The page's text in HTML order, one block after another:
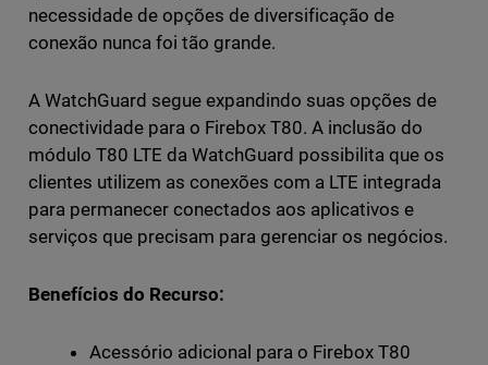
necessidade de opções de diversificação de
conexão nunca foi tão grande.
A WatchGuard segue expandindo suas opções de
conectividade para o Firebox T80. A inclusão do
módulo T80 LTE da WatchGuard possibilita que os
clientes utilizem as conexões com a LTE integrada
para permanecer conectados aos aplicativos e
serviços que precisam para gerenciar os negócios.
Benefícios do Recurso:
Acessório adicional para o Firebox T80